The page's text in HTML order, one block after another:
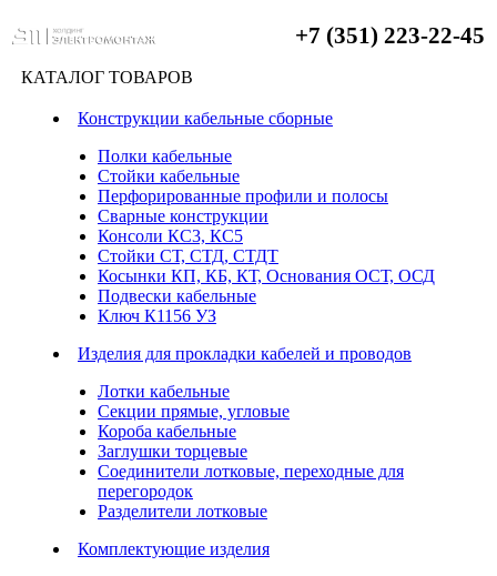
+7 (351) 223-22-45
КАТАЛОГ ТОВАРОВ
Конструкции кабельные сборные
Полки кабельные
Стойки кабельные
Перфорированные профили и полосы
Сварные конструкции
Консоли КС3, КС5
Стойки СТ, СТД, СТДТ
Косынки КП, КБ, КТ, Основания ОСТ, ОСД
Подвески кабельные
Ключ К1156 УЗ
Изделия для прокладки кабелей и проводов
Лотки кабельные
Секции прямые, угловые
Короба кабельные
Заглушки торцевые
Соединители лотковые, переходные для
перегородок
Разделители лотковые
Комплектующие изделия